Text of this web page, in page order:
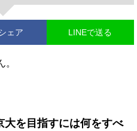
ェア LINEで送る
大を目指すには何をすべ